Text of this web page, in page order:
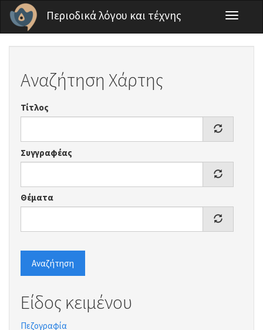
Παράκαμψη προς το κυρίως περιεχόμενο
Περιοδικά λόγου και τέχνης
Toggle
Αναζήτηση Χάρτης
Τίτλος
Συγγραφέας
Θέματα
Αναζήτηση
Είδος κειμένου
Πεζογραφία